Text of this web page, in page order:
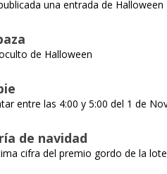
una entrada de Halloween
de Halloween
entre las 4:00 y 5:00 del 1 de
de navidad
cifra del premio gordo de la